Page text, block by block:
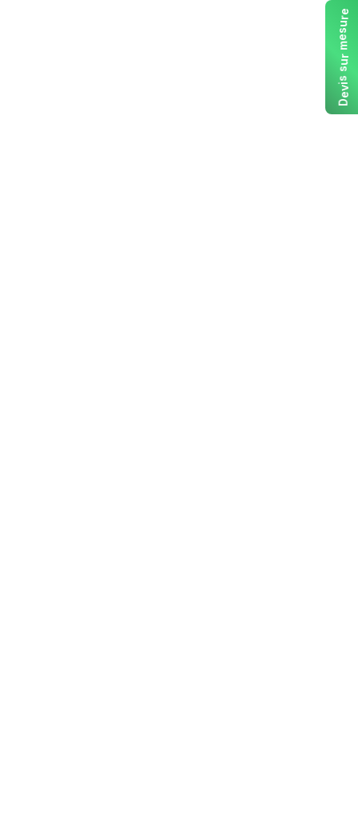
D
e
v
i
s
s
u
r
m
e
s
u
r
e